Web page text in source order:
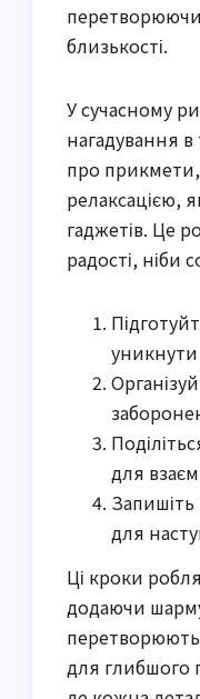
близькості.
У сучасному
нагадування
про прикмети,
релаксацією,
гаджетів. Це
радості, ніби
уникнути
для
для
Ці кроки
додаючи
для